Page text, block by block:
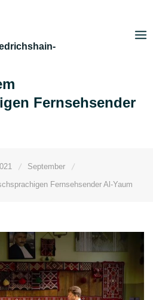
Fernsehsender
September
Fernsehsender Al-Yaum